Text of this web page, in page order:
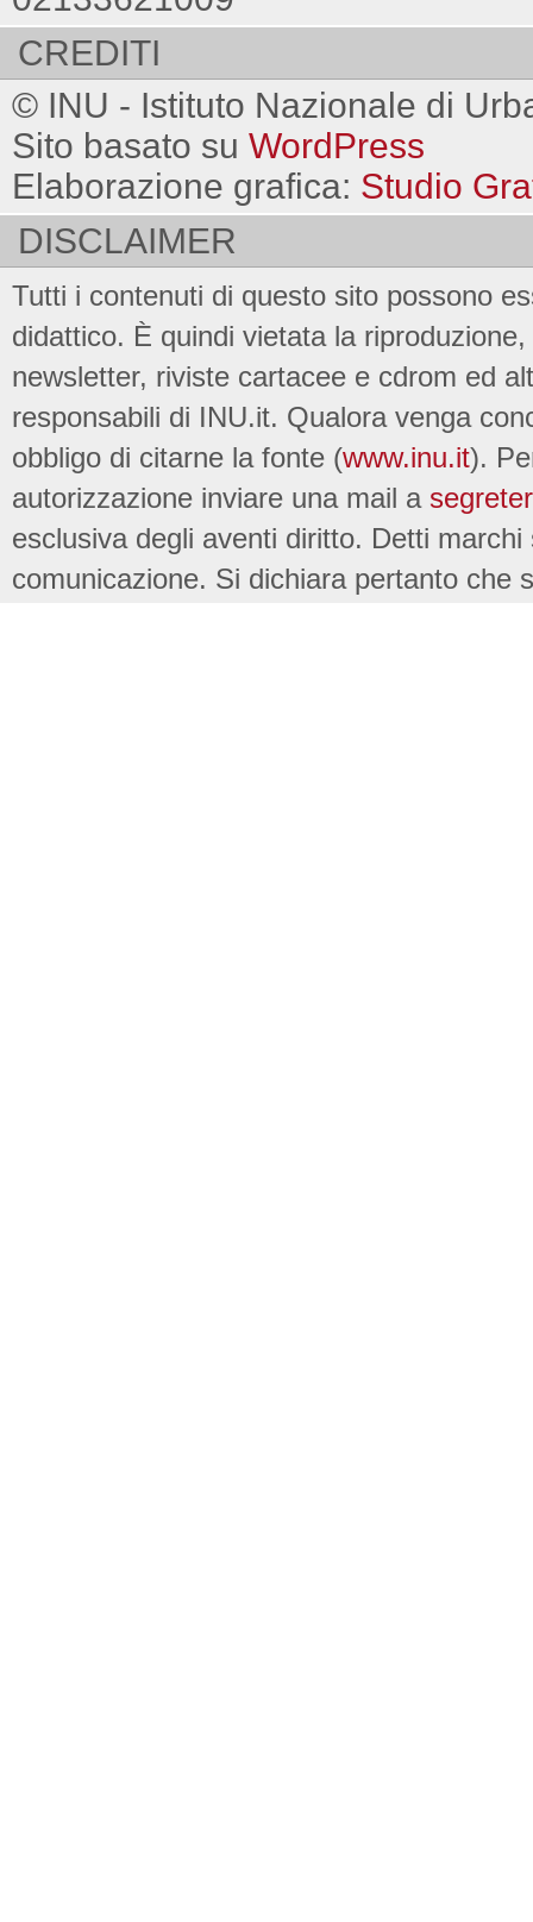
CREDITI
© INU - Istituto Nazionale di
Sito basato su WordPress
Elaborazione grafica: Studio
DISCLAIMER
Tutti i contenuti di questo sito possono
didattico. È quindi vietata la
newsletter, riviste cartacee e cdrom ed
responsabili di INU.it. Qualora venga
obbligo di citarne la fonte (www.inu.it).
autorizzazione inviare una mail a
esclusiva degli aventi diritto. Detti
comunicazione. Si dichiara pertanto che